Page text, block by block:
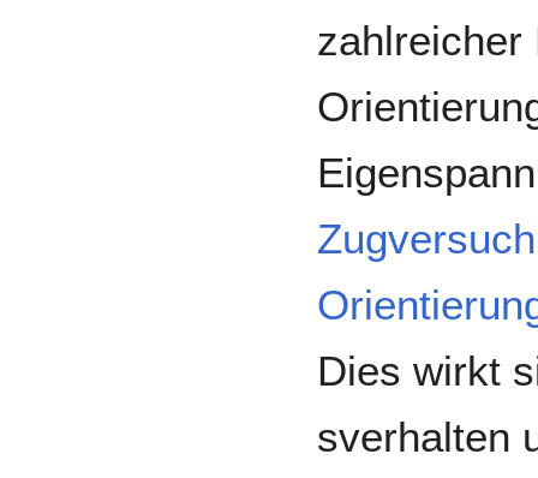
zahlreicher
Dies wirkt
sverhalten